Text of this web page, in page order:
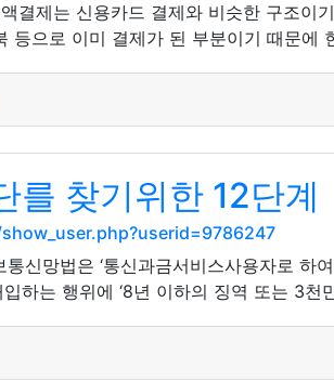
결제는 신용카드 결제와 비슷한 구조이
등으로 이미 결제가 된 부분이기 때문에
를 찾기위한 12단계
신망법은 ‘통신과금서비스사용자로
하는 행위에 ‘8년 이하의 징역 또는 3